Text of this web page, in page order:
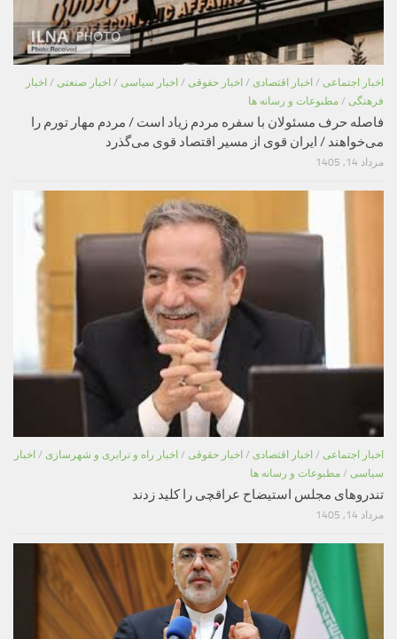
اخبار اجتماعی / اخبار اقتصادی / اخبار حقوقی / اخبار سیاسی / اخبار صنعتی / اخبار
فرهنگی / مطبوعات و رسانه ها
فاصله حرف مسئولان با سفره مردم زیاد است / مردم مهار تورم را
می‌خواهند / ایران قوی از مسیر اقتصاد قوی می‌گذرد
مرداد 14, 1405
اخبار اجتماعی / اخبار اقتصادی / اخبار حقوقی / اخبار راه و ترابری و شهرسازی / اخبار
سیاسی / مطبوعات و رسانه ها
تندروهای مجلس استیضاح عراقچی را کلید زدند
مرداد 14, 1405